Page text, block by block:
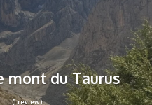
mont du Taurus
(1 review)